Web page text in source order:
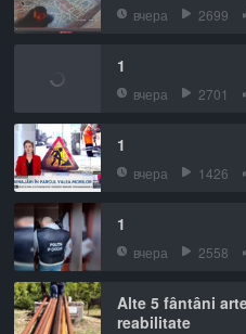
вчера 2699
1
вчера 2701
1
вчера 1426
1
вчера 2558
Alte 5 fântâni
reabilitate